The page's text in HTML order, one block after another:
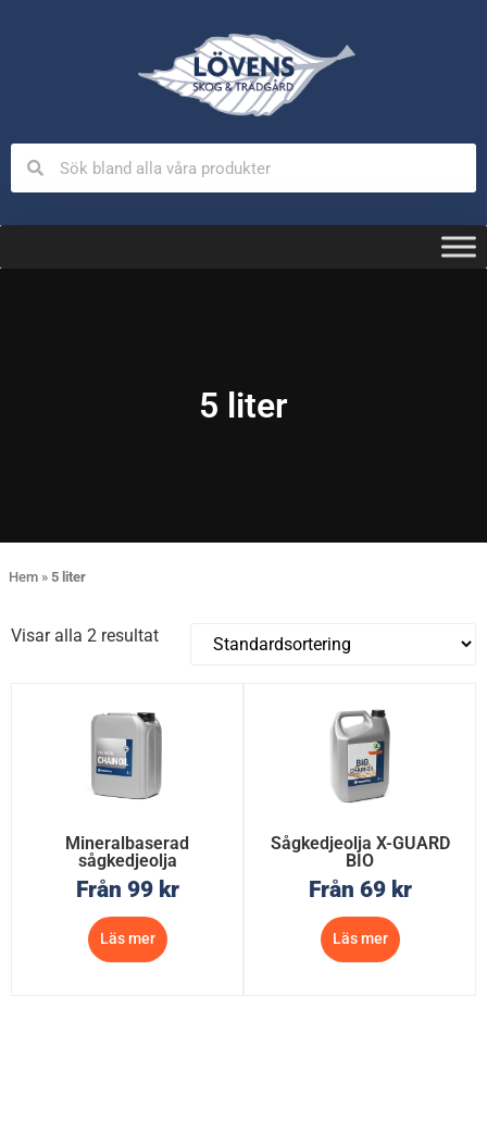
5 liter
Hem » 5 liter
Visar alla 2 resultat
Mineralbaserad
sågkedjeolja
Från 99 kr
Läs mer
Sågkedjeolja X-GUARD
BIO
Från 69 kr
Läs mer